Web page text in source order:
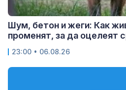
Шум, бетон и жеги: Как
променят, за да оцелеят
23:00 • 06.08.26